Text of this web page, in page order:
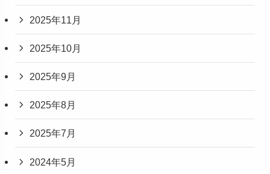
2025年11月
2025年10月
2025年9月
2025年8月
2025年7月
2024年5月